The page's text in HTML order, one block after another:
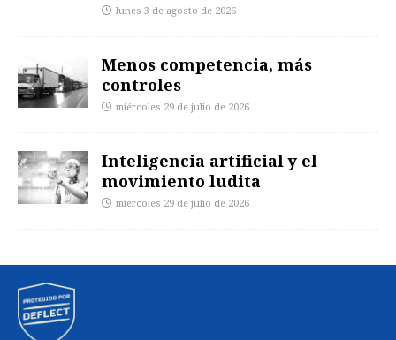
lunes 3 de agosto de 2026
Menos competencia, más
controles
miércoles 29 de julio de 2026
Inteligencia artificial y el
movimiento ludita
miércoles 29 de julio de 2026